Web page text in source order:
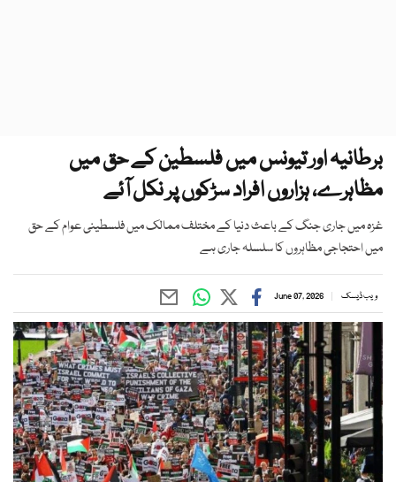
برطانیہ اور تیونس میں فلسطین کے حق میں
مظاہرے، ہزاروں افراد سڑکوں پر نکل آئے
غزہ میں جاری جنگ کے باعث دنیا کے مختلف ممالک میں فلسطینی عوام کے حق
میں احتجاجی مظاہروں کا سلسلہ جاری ہے
ویب ڈیسک June 07, 2026